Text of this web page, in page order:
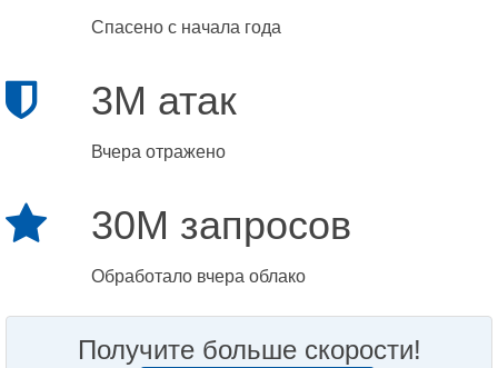
Спасено с начала года
3M атак
Вчера отражено
30M запросов
Обработало вчера облако
Получите больше скорости!